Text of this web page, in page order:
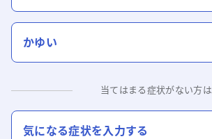
かゆい
当てはまる症状がない方は
気になる症状を入力する